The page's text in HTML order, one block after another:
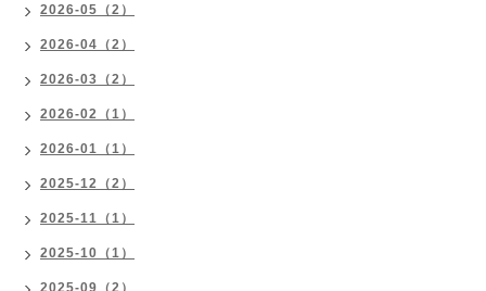
2026-05（2）
2026-04（2）
2026-03（2）
2026-02（1）
2026-01（1）
2025-12（2）
2025-11（1）
2025-10（1）
2025-09（2）